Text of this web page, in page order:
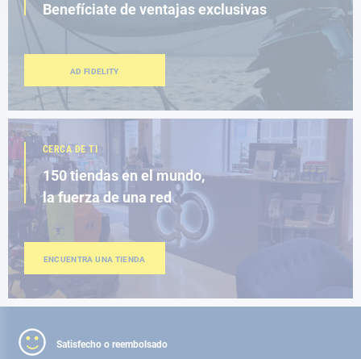
Benefíciate de ventajas exclusivas
AD FIDELITY
CERCA DE TI
150 tiendas en el mundo,
la fuerza de una red
ENCUENTRA UNA TIENDA
Satisfecho o reembolsado